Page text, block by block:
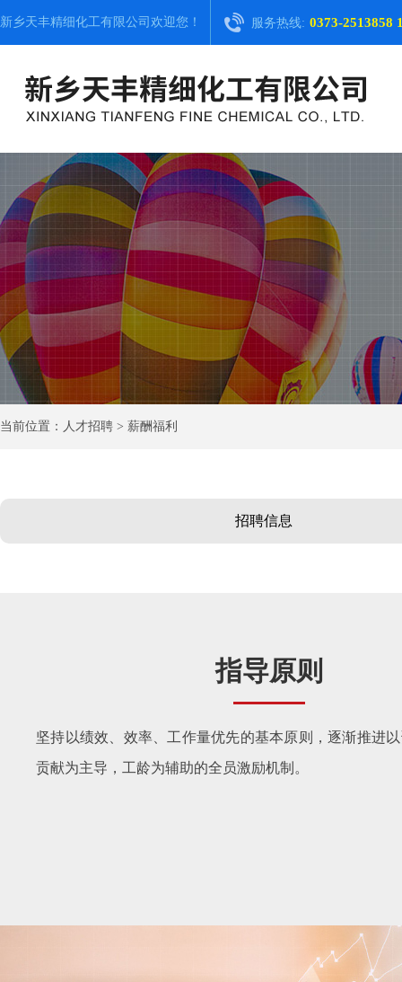
新乡天丰精细化工有限公司 欢迎您！ 服务热线: 0373-2513858
当前位置：人才招聘 > 薪酬福利
招聘信息
指导原则
坚持以绩效、效率、工作量优先的基本原则，逐渐推进
贡献为主导，工龄为辅助的全员激励机制。